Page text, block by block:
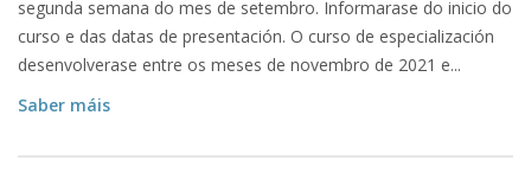
segunda semana do mes de setembro. Informarase do inicio do
curso e das datas de presentación. O curso de especialización
desenvolverase entre os meses de novembro de 2021 e...
Saber máis